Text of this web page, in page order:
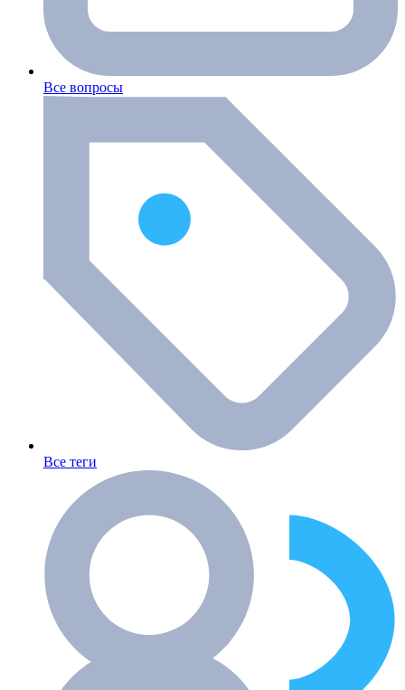
Все вопросы
Все теги